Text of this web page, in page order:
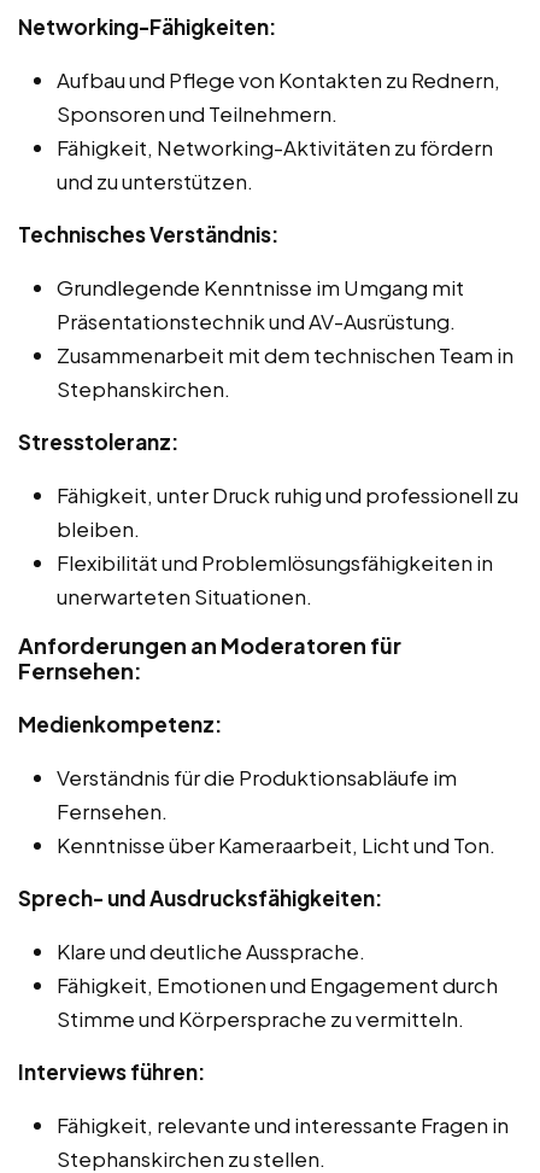
Networking-Fähigkeiten:
Aufbau und Pflege von Kontakten zu Rednern,
Sponsoren und Teilnehmern.
Fähigkeit, Networking-Aktivitäten zu fördern
und zu unterstützen.
Technisches Verständnis:
Grundlegende Kenntnisse im Umgang mit
Präsentationstechnik und AV-Ausrüstung.
Zusammenarbeit mit dem technischen Team in
Stephanskirchen.
Stresstoleranz:
Fähigkeit, unter Druck ruhig und professionell zu
bleiben.
Flexibilität und Problemlösungsfähigkeiten in
unerwarteten Situationen.
Anforderungen an Moderatoren für
Fernsehen:
Medienkompetenz:
Verständnis für die Produktionsabläufe im
Fernsehen.
Kenntnisse über Kameraarbeit, Licht und Ton.
Sprech- und Ausdrucksfähigkeiten:
Klare und deutliche Aussprache.
Fähigkeit, Emotionen und Engagement durch
Stimme und Körpersprache zu vermitteln.
Interviews führen:
Fähigkeit, relevante und interessante Fragen in
Stephanskirchen zu stellen.